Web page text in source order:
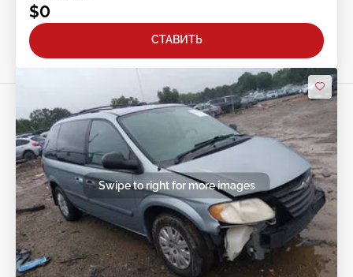
$0
СТАВИТЬ
Swipe to right for more images